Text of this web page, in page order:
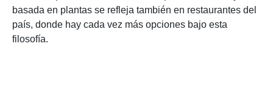
basada en plantas se refleja también en restaurantes del
país, donde hay cada vez más opciones bajo esta
filosofía.